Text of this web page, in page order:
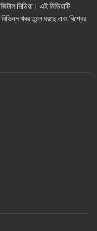
মিডিয়া। এই মিডিয়াটি
খবর তুলে ধরছে এবং বিশ্বের